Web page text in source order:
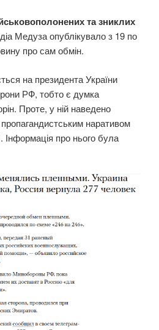
та зниклих
Медуза опублікувало з 19 по
про сам обмін.
на президента України
РФ, тобто є думка
Проте, у ній наведено
наративом
. Інформація про нього була